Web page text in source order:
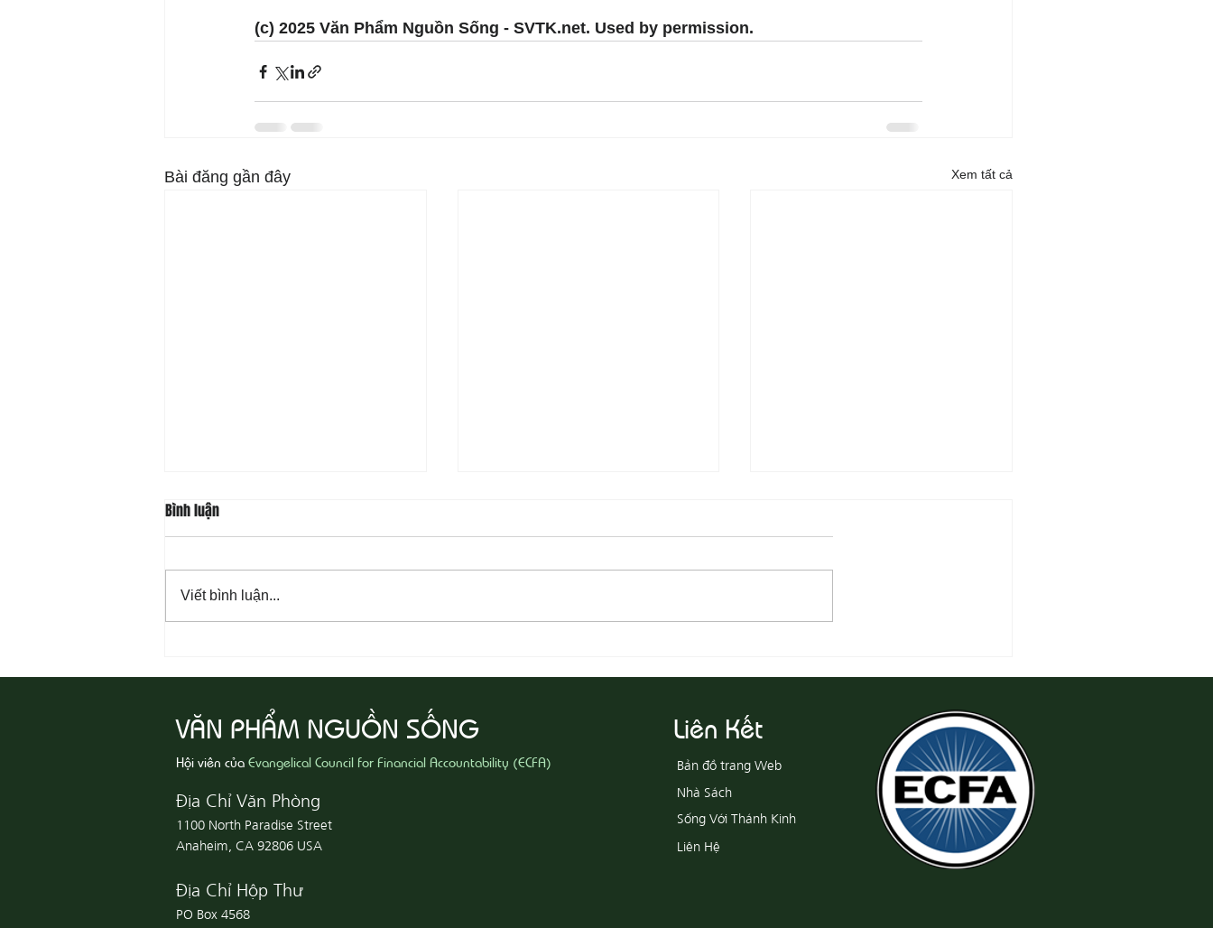
(c) 2025 Văn Phẩm Nguồn Sống - SVTK.net. Used by permission.
Bài đăng gần đây Xem tất cả
08-07 Nhân Từ Và Chân Thật
Khổ
Bình luận
Viết bình luận...
VĂN PHẨM NGUỒN SỐNG
Hội viên củaEvangelical Council for Financial Accountability (ECFA)
Địa Chỉ Văn Phòng
1100 North Paradise Street
Anaheim, CA 92806 USA
Địa Chỉ Hộp Thư
PO Box 4568
Liên Kết
Bản đồ trang Web
Nhà Sách
Sống Với Thánh Kinh
Liên Hệ